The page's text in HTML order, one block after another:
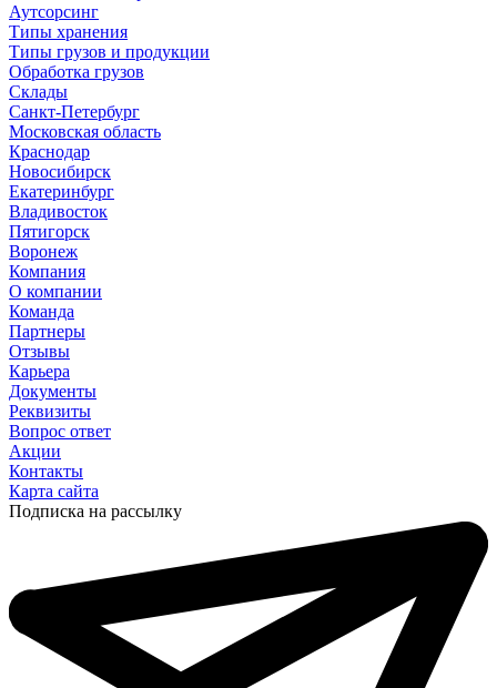
Аутсорсинг
Типы хранения
Типы грузов и продукции
Обработка грузов
Склады
Санкт-Петербург
Московская область
Краснодар
Новосибирск
Екатеринбург
Владивосток
Пятигорск
Воронеж
Компания
О компании
Команда
Партнеры
Отзывы
Карьера
Документы
Реквизиты
Вопрос ответ
Акции
Контакты
Карта сайта
Подписка на рассылку